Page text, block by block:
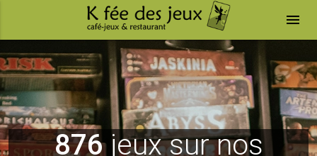
menu
876jeux sur nos